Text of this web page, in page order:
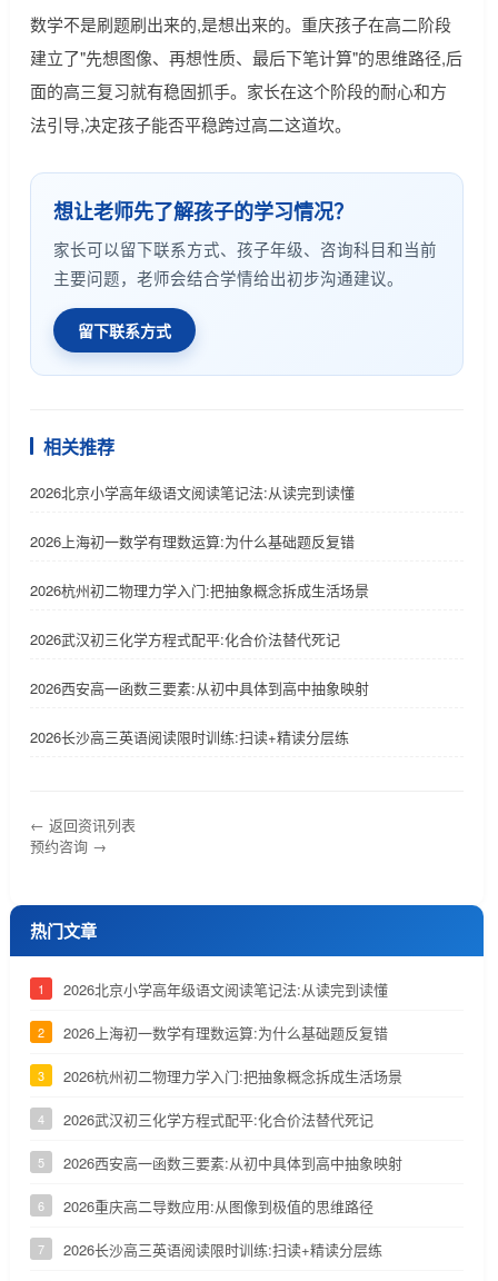
数学不是刷题刷出来的,是想出来的。重庆孩子在高二阶段
建立了"先想图像、再想性质、最后下笔计算"的思维路径,后
面的高三复习就有稳固抓手。家长在这个阶段的耐心和方
法引导,决定孩子能否平稳跨过高二这道坎。
想让老师先了解孩子的学习情况？
家长可以留下联系方式、孩子年级、咨询科目和当前
主要问题，老师会结合学情给出初步沟通建议。
留下联系方式
相关推荐
2026北京小学高年级语文阅读笔记法:从读完到读懂
2026上海初一数学有理数运算:为什么基础题反复错
2026杭州初二物理力学入门:把抽象概念拆成生活场景
2026武汉初三化学方程式配平:化合价法替代死记
2026西安高一函数三要素:从初中具体到高中抽象映射
2026长沙高三英语阅读限时训练:扫读+精读分层练
← 返回资讯列表
预约咨询 →
热门文章
1 2026北京小学高年级语文阅读笔记法:从读完到读懂
2 2026上海初一数学有理数运算:为什么基础题反复错
3 2026杭州初二物理力学入门:把抽象概念拆成生活场景
4 2026武汉初三化学方程式配平:化合价法替代死记
5 2026西安高一函数三要素:从初中具体到高中抽象映射
6 2026重庆高二导数应用:从图像到极值的思维路径
7 2026长沙高三英语阅读限时训练:扫读+精读分层练